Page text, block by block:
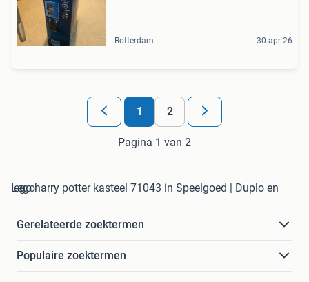
Rotterdam 30 apr 26
1 2
Pagina 1 van 2
lego harry potter kasteel 71043 in Speelgoed | Duplo en Lego
Gerelateerde zoektermen
Populaire zoektermen